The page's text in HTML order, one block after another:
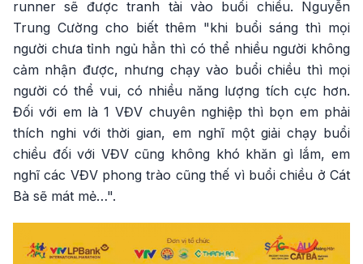
runner sẽ được tranh tài vào buổi chiều. Nguyễn
Trung Cường cho biết thêm "khi buổi sáng thì mọi
người chưa tỉnh ngủ hẳn thì có thể nhiều người không
cảm nhận được, nhưng chạy vào buổi chiều thì mọi
người có thể vui, có nhiều năng lượng tích cực hơn.
Đối với em là 1 VĐV chuyên nghiệp thì bọn em phải
thích nghi với thời gian, em nghĩ một giải chạy buổi
chiều đối với VĐV cũng không khó khăn gì lắm, em
nghĩ các VĐV phong trào cũng thế vì buổi chiều ở Cát
Bà sẽ mát mẻ…".